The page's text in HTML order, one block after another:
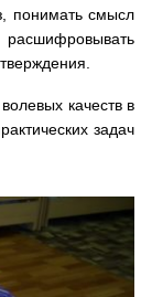
понимать смысл
качеств в
задач